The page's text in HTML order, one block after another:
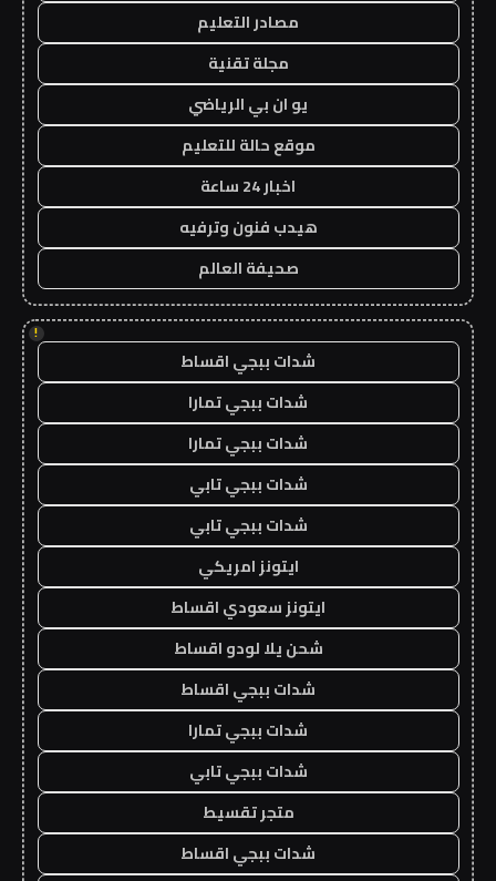
مصادر التعليم
مجلة تقنية
يو ان بي الرياضي
موقع حالة للتعليم
اخبار 24 ساعة
هيدب فنون وترفيه
صحيفة العالم
!
شدات ببجي اقساط
شدات ببجي تمارا
شدات ببجي تمارا
شدات ببجي تابي
شدات ببجي تابي
ايتونز امريكي
ايتونز سعودي اقساط
شحن يلا لودو اقساط
شدات ببجي اقساط
شدات ببجي تمارا
شدات ببجي تابي
متجر تقسيط
شدات ببجي اقساط